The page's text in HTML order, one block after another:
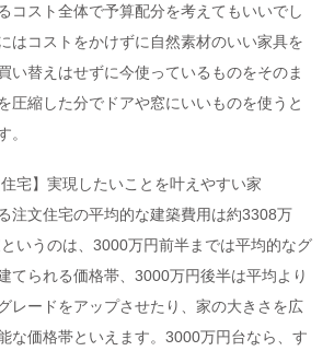
コスト全体で予算配分を考えてもいいでし
はコストをかけずに自然素材のいい家具を
い替えはせずに今使っているものをそのま
圧縮した分でドアや窓にいいものを使うと
。
住宅】実現したいことを叶えやすい家
注文住宅の平均的な建築費用は約3308万
いうのは、3000万円前半までは平均的なグ
てられる価格帯、3000万円後半は平均より
レードをアップさせたり、家の大きさを広
な価格帯といえます。3000万円台なら、す